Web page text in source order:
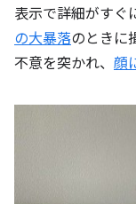
表示で詳細がすぐ
の大暴落のときに
不意を突かれ、 顔